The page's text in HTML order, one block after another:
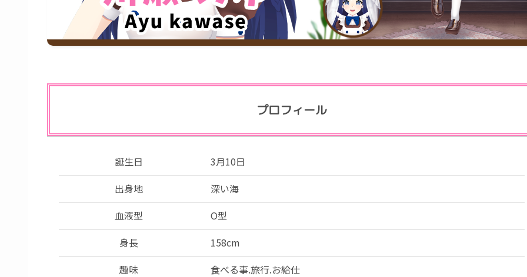
プロフィール
誕生日
3月10日
出身地
深い海
血液型
O型
身長
158cm
趣味
食べる事.旅行.お給仕